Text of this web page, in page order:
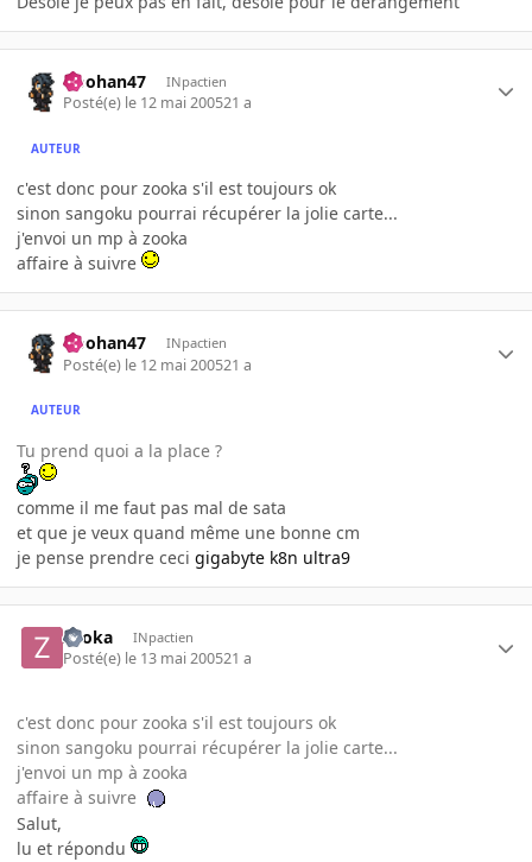
Doohan47 INpactien
Posté(e) le 12 mai 200521 a
AUTEUR
c'est donc pour zooka s'il est toujours ok
sinon sangoku pourrai récupérer la jolie carte...
j'envoi un mp à zooka
affaire à suivre
Doohan47 INpactien
Posté(e) le 12 mai 200521 a
AUTEUR
Tu prend quoi a la place ?
comme il me faut pas mal de sata
et que je veux quand même une bonne cm
je pense prendre ceci gigabyte k8n ultra9
zooka INpactien
Posté(e) le 13 mai 200521 a
c'est donc pour zooka s'il est toujours ok
sinon sangoku pourrai récupérer la jolie carte...
j'envoi un mp à zooka
affaire à suivre
Salut,
lu et répondu